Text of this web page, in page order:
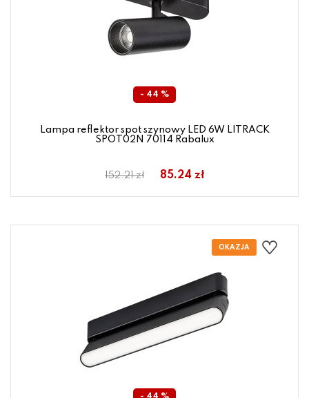
- 44 %
Lampa reflektor spot szynowy LED 6W LITRACK
SPOT02N 70114 Rabalux
152.21 zł 85.24 zł